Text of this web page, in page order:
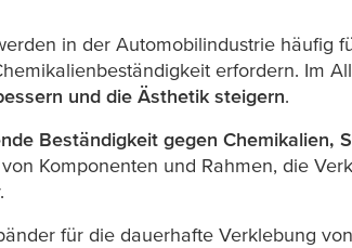
in der Automobilindustrie häufig
erfordern. Im
und die Ästhetik steigern.
Beständigkeit gegen Chemikalien,
Komponenten und Rahmen, die
für die dauerhafte Verklebung